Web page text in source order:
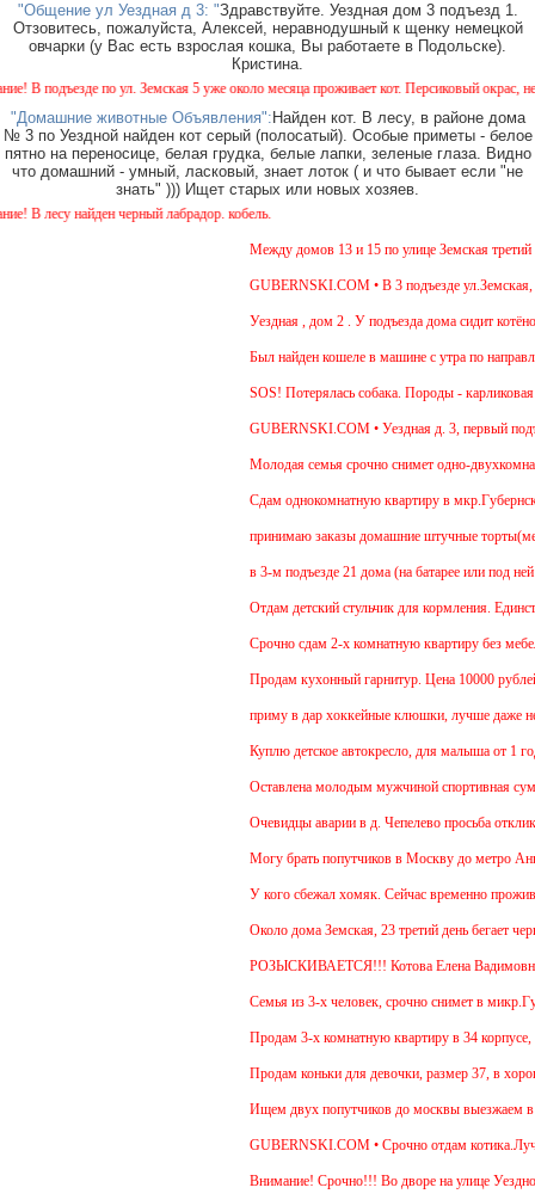
"Общение ул Уездная д 3: "Здравствуйте. Уездная дом 3 подъезд 1.
Отзовитесь, пожалуйста, Алексей, неравнодушный к щенку немецкой
овчарки (у Вас есть взрослая кошка, Вы работаете в Подольске).
Кристина.
подъезде по ул. Земская 5 уже около месяца проживает кот. Персиковый окрас, не
"Домашние животные Объявления": Найден кот. В лесу, в районе дома
№ 3 по Уездной найден кот серый (полосатый). Особые приметы - белое
пятно на переносице, белая грудка, белые лапки, зеленые глаза. Видно
что домашний - умный, ласковый, знает лоток ( и что бывает если "не
знать" ))) Ищет старых или новых хозяев.
лесу найден черный лабрадор. кобель.
Между домов 13 и 15 по улице Земская третий
GUBERNSKI.COM • В 3 подъезде ул.Земская,
Уездная , дом 2 . У подъезда дома сидит
Был найден кошеле в машине с утра по
SOS! Потерялась собака. Породы -
GUBERNSKI.COM • Уездная д. 3, первый
Молодая семья срочно снимет одно-
Cдам однокомнатную квартиру в
принимаю заказы домашние штучные
в 3-м подъезде 21 дома (на батарее или под
Отдам детский стульчик для кормления.
Срочно сдам 2-х комнатную квартиру без
Продам кухонный гарнитур. Цена 10000 рублей.
приму в дар хоккейные клюшки, лучше даже
Куплю детское автокресло, для малыша от 1
Оставлена молодым мужчиной спортивная
Очевидцы аварии в д. Чепелево просьба
Могу брать попутчиков в Москву до метро
У кого сбежал хомяк. Сейчас временно
Около дома Земская, 23 третий день бегает
РОЗЫСКИВАЕТСЯ!!! Котова Елена
Семья из 3-х человек, срочно снимет в
Продам 3-х комнатную квартиру в 34 корпусе,
Продам коньки для девочки, размер 37, в
Ищем двух попутчиков до москвы выезжаем в
GUBERNSKI.COM • Срочно отдам
Внимание! Срочно!!! Во дворе на улице